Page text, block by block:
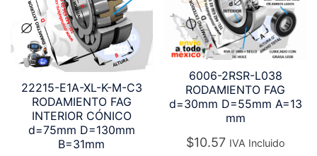
22215-E1A-XL-K-M-C3
RODAMIENTO FAG
INTERIOR CÓNICO
d=75mm D=130mm
B=31mm
6006-2RSR-L038
RODAMIENTO FAG
d=30mm D=55mm A=13
mm
$10.57 IVA Incluido